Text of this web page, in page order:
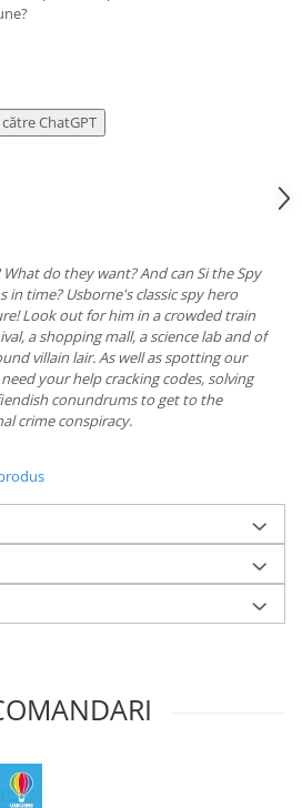
ChatGPT
do they want? And can Si the Spy
time? Usborne's classic spy hero
Look out for him in a crowded train
a shopping mall, a science lab and of
villain lair. As well as spotting our
your help cracking codes, solving
conundrums to get to the
crime conspiracy.